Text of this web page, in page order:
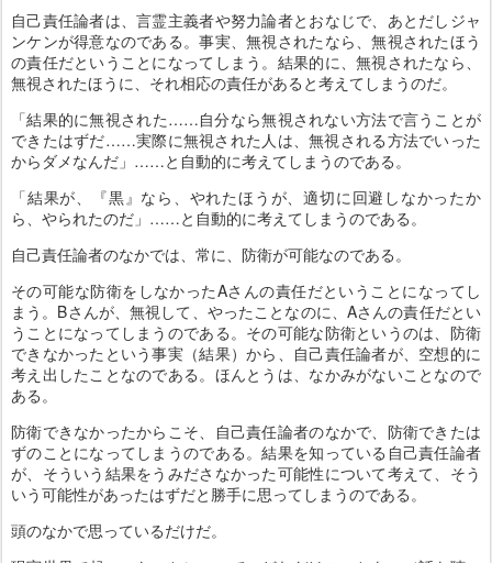
自己責任論者は、言霊主義者や努力論者とおなじで、あとだしジャ
ンケンが得意なのである。事実、無視されたなら、無視されたほう
の責任だということになってしまう。結果的に、無視されたなら、
無視されたほうに、それ相応の責任があると考えてしまうのだ。
「結果的に無視された……自分なら無視されない方法で言うことが
できたはずだ……実際に無視された人は、無視される方法でいった
からダメなんだ」……と自動的に考えてしまうのである。
「結果が、『黒』なら、やれたほうが、適切に回避しなかったか
ら、やられたのだ」……と自動的に考えてしまうのである。
自己責任論者のなかでは、常に、防衛が可能なのである。
その可能な防衛をしなかったAさんの責任だということになってし
まう。Bさんが、無視して、やったことなのに、Aさんの責任だとい
うことになってしまうのである。その可能な防衛というのは、防衛
できなかったという事実（結果）から、自己責任論者が、空想的に
考え出したことなのである。ほんとうは、なかみがないことなので
ある。
防衛できなかったからこそ、自己責任論者のなかで、防衛できたは
ずのことになってしまうのである。結果を知っている自己責任論者
が、そういう結果をうみださなかった可能性について考えて、そう
いう可能性があったはずだと勝手に思ってしまうのである。
頭のなかで思っているだけだ。